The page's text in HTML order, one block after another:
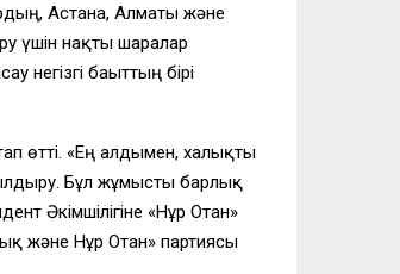
Астана, Алматы және
үшін нақты шаралар
бағыттың бірі
өтті. «Ең алдымен, халықты
Бұл жұмысты барлық
Әкімшілігіне «Нұр Отан»
және Нұр Отан» партиясы